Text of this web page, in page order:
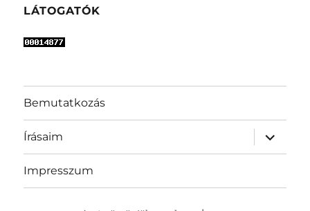
LÁTOGATÓK
Bemutatkozás
Írásaim
almenü
Impresszum